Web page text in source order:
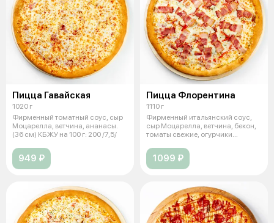
Пицца Гавайская
1020 г
Фирменный томатный соус, сыр
Моцарелла, ветчина, ананасы.
(36 см) КБЖУ на 100 г: 200 /7,5/
949 ₽
Пицца Флорентина
1110 г
Фирменный итальянский соус,
сыр Моцарелла, ветчина, бекон,
томаты свежие, огурчики
1099 ₽